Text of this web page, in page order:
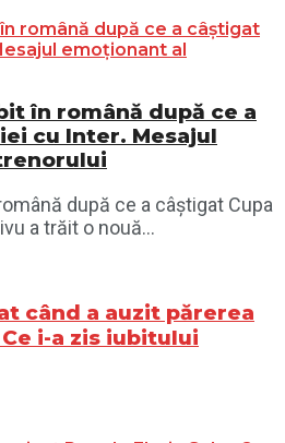
în română după ce a
cu Inter. Mesajul
după ce a câștigat Cupa
a trăit o nouă...
când a auzit părerea
i-a zis iubitului